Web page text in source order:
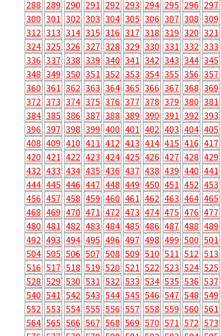
288 289 290 291 292 293 294 295 296 297
300 301 302 303 304 305 306 307 308 309
312 313 314 315 316 317 318 319 320 321
324 325 326 327 328 329 330 331 332 333
336 337 338 339 340 341 342 343 344 345
348 349 350 351 352 353 354 355 356 357
360 361 362 363 364 365 366 367 368 369
372 373 374 375 376 377 378 379 380 381
384 385 386 387 388 389 390 391 392 393
396 397 398 399 400 401 402 403 404 405
408 409 410 411 412 413 414 415 416 417
420 421 422 423 424 425 426 427 428 429
432 433 434 435 436 437 438 439 440 441
444 445 446 447 448 449 450 451 452 453
456 457 458 459 460 461 462 463 464 465
468 469 470 471 472 473 474 475 476 477
480 481 482 483 484 485 486 487 488 489
492 493 494 495 496 497 498 499 500 501
504 505 506 507 508 509 510 511 512 513
516 517 518 519 520 521 522 523 524 525
528 529 530 531 532 533 534 535 536 537
540 541 542 543 544 545 546 547 548 549
552 553 554 555 556 557 558 559 560 561
564 565 566 567 568 569 570 571 572 573